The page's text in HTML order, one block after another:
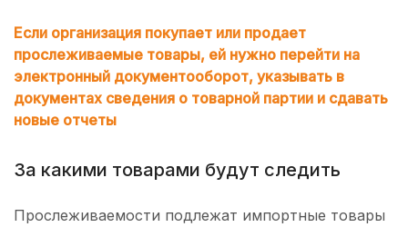
Если организация покупает или продает
прослеживаемые товары, ей нужно перейти на
электронный документооборот, указывать в
документах сведения о товарной партии и сдавать
новые отчеты
За какими товарами будут следить
Прослеживаемости подлежат импортные товары